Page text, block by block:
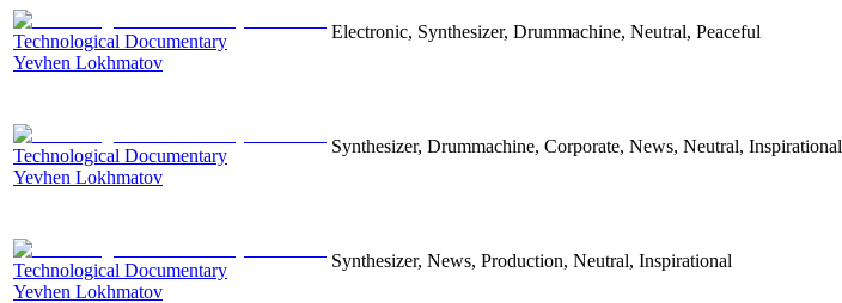
Technological Documentary
Yevhen Lokhmatov
Electronic, Synthesizer, Drummachine, Neutral, Peaceful
Technological Documentary
Yevhen Lokhmatov
Synthesizer, Drummachine, Corporate, News, Neutral, Inspirational
Technological Documentary
Yevhen Lokhmatov
Synthesizer, News, Production, Neutral, Inspirational